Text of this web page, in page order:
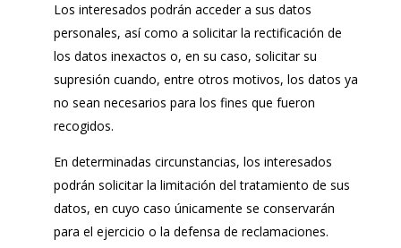
Los interesados podrán acceder a sus datos
personales, así como a solicitar la rectificación de
los datos inexactos o, en su caso, solicitar su
supresión cuando, entre otros motivos, los datos ya
no sean necesarios para los fines que fueron
recogidos.
En determinadas circunstancias, los interesados
podrán solicitar la limitación del tratamiento de sus
datos, en cuyo caso únicamente se conservarán
para el ejercicio o la defensa de reclamaciones.